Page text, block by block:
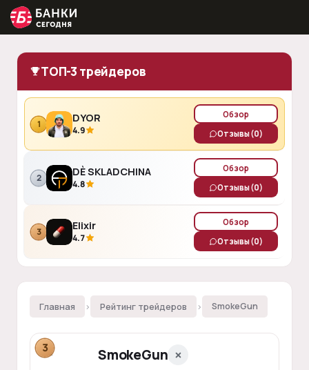
ТОП-3 трейдеров
1 DYOR
4.9
Обзор
Отзывы(0)
2 DÈ SKLADCHINA
4.8
Обзор
Отзывы(0)
3 Elixir
4.7
Обзор
Отзывы(0)
Главная › Рейтинг трейдеров › SmokeGun
3 SmokeGun